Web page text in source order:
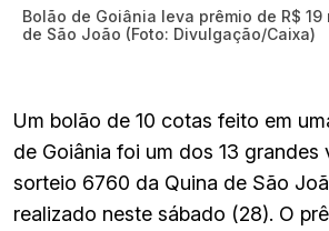
Bolão de Goiânia leva prêmio de R$
de São João (Foto: Divulgação/Caixa)
Um bolão de 10 cotas feito em
de Goiânia foi um dos 13 grandes
sorteio 6760 da Quina de São
realizado neste sábado (28). O